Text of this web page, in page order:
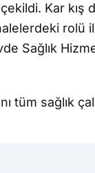
Kar kış
rolü
Sağlık
tüm sağlık